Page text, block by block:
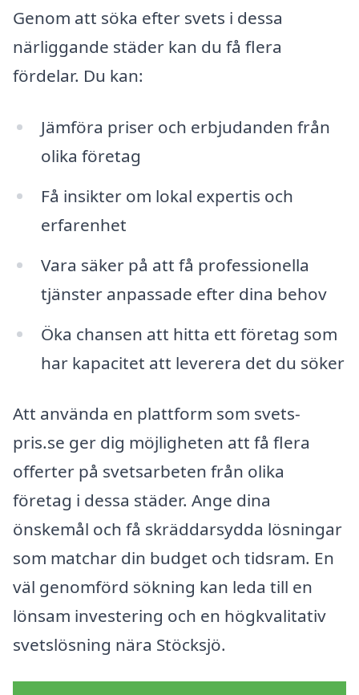
Genom att söka efter svets i dessa
närliggande städer kan du få flera
fördelar. Du kan:
Jämföra priser och erbjudanden från
olika företag
Få insikter om lokal expertis och
erfarenhet
Vara säker på att få professionella
tjänster anpassade efter dina behov
Öka chansen att hitta ett företag som
har kapacitet att leverera det du söker
Att använda en plattform som svets-
pris.se ger dig möjligheten att få flera
offerter på svetsarbeten från olika
företag i dessa städer. Ange dina
önskemål och få skräddarsydda lösningar
som matchar din budget och tidsram. En
väl genomförd sökning kan leda till en
lönsam investering och en högkvalitativ
svetslösning nära Stöcksjö.